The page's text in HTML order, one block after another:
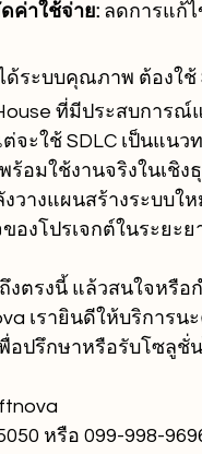
ค่าใช้จ่าย: ลดการแก้
ด้ระบบคุณภาพ ต้องใช้
ที่มีประสบการณ์
จะใช้ SDLC เป็นแน
ร้อมใช้งานจริงในเชิง
วางแผนสร้างระบบใ
องโปรเจกต์ในระยะย
งตรงนี้ แล้วสนใจหรือ
เรายินดีให้บริการ
อปรึกษาหรือรับโซลูชั่
หรือ 099-998-